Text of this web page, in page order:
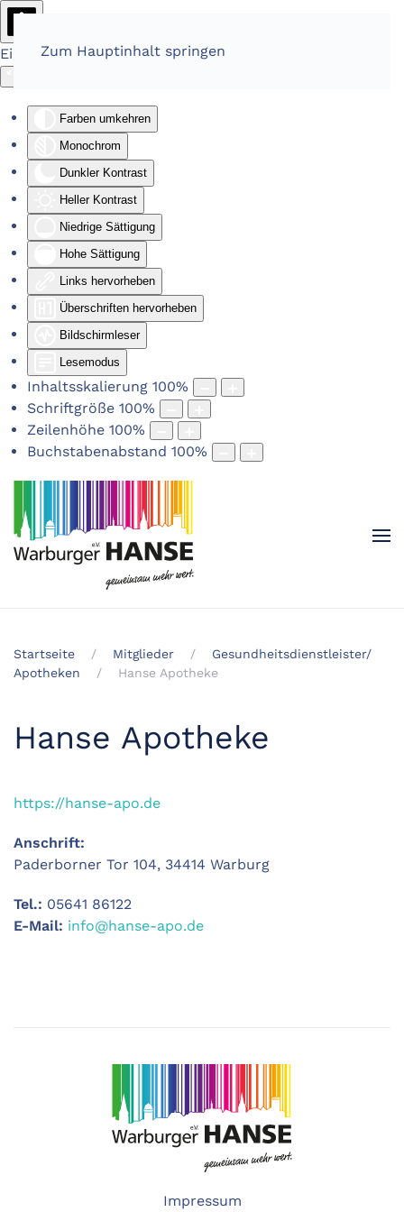
Eingabehilfen öffnen
Farben umkehren
Monochrom
Dunkler Kontrast
Heller Kontrast
Niedrige Sättigung
Hohe Sättigung
Links hervorheben
Überschriften hervorheben
Bildschirmleser
Lesemodus
Inhaltsskalierung 100%
Schriftgröße 100%
Zeilenhöhe 100%
Buchstabenabstand 100%
Zum Hauptinhalt springen
Startseite Mitglieder
Gesundheitsdienstleister/
Apotheken
Hanse Apotheke
Hanse Apotheke
https://hanse-apo.de
Anschrift:
Paderborner Tor 104, 34414 Warburg
Tel.: 05641 86122
E-Mail: info@hanse-apo.de
Impressum